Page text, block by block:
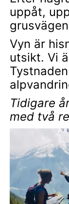
uppåt,
Vyn är
utsikt. Vi
Tidigare
med två